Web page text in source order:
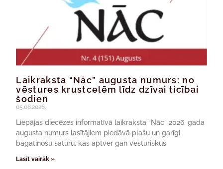
Laikraksta “Nāc” augusta numurs: no
vēstures krustcelēm līdz dzīvai ticībai
šodien
05.08.2026.
Liepājas diecēzes informatīvā laikraksta “Nāc” 2026. gada
augusta numurs lasītājiem piedāvā plašu un garīgi
bagātinošu saturu, kas aptver gan vēsturiskus
Lasīt vairāk »